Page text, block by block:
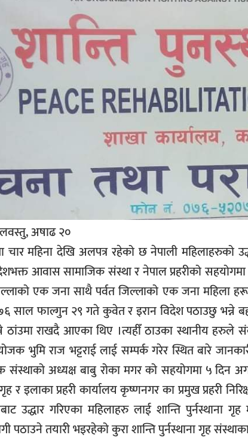
अषाढ २०
चार महिना देखि अलपत्र रहेको छ नेपाली महिलाहरुको
आवास सामाजिक संस्था र नेपाल प्रहरीको सहयोगमा
एक जना साथै पर्वत जिल्लाको एक जना महिला
साल फाल्गुन २९ गते कुवेत र इरान विदेश पठाउछु भन्ने
ठांउमा राखदै आएका थिए ।त्यहीँ ठाउका स्थानीय हरुले
भुमि राज भट्टराई लाई सम्पर्क गरेर स्थित बारे
अध्यक्ष बाबु रोका मगर को सहयोगमा ५ दिन
गृह र इलाका प्रहरी कार्यालय कृष्णनगर का प्रमुख प्रहरी
उद्धार गरिएका महिलाहरु लाई शान्ति पुर्नस्थाना
पठाउने तयारी भइरहेको कुरा शान्ति पुर्नस्थाना गृह